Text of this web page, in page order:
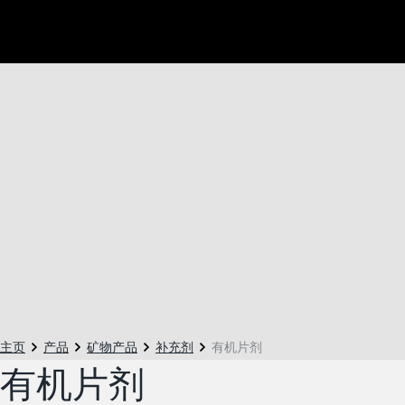
主页 产品 矿物产品 补充剂 有机片剂
有机片剂